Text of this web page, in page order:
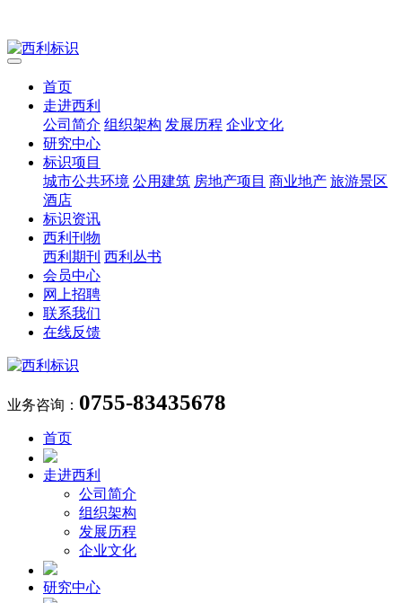
首页
走进西利
公司简介 组织架构 发展历程 企业文化
研究中心
标识项目
城市公共环境 公用建筑 房地产项目 商业地产 旅游景区
酒店
标识资讯
西利刊物
西利期刊 西利丛书
会员中心
网上招聘
联系我们
在线反馈
业务咨询： 0755-83435678
首页
走进西利
公司简介
组织架构
发展历程
企业文化
研究中心